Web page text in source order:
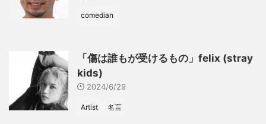
comedian
「傷は誰もが受けるもの」felix (stray
kids)
2024/6/29
Artist 名言